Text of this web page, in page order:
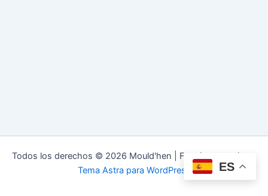
Todos los derechos © 2026 Mould'hen | Funciona gracias a
Tema Astra para WordPress
ES